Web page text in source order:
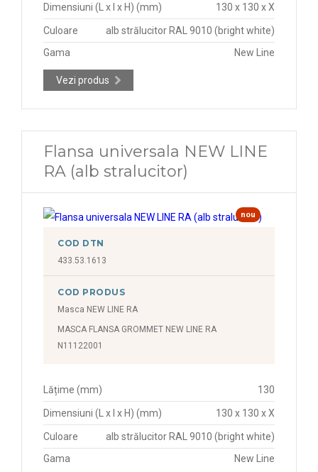
Dimensiuni (L x l x H) (mm) 130 x 130 x X
Culoare
alb strălucitor RAL 9010 (bright white)
Gama
New Line
Vezi produs
Flansa universala NEW LINE
RA (alb stralucitor)
nou
COD DTN
433.53.1613
COD PRODUS
Masca NEW LINE RA
MASCA FLANSA GROMMET NEW LINE RA
N11122001
Lățime (mm) 130
Dimensiuni (L x l x H) (mm) 130 x 130 x X
Culoare
alb strălucitor RAL 9010 (bright white)
Gama
New Line